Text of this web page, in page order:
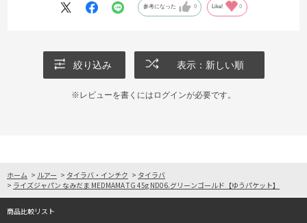
参考になった 0 Like! 0
絞り込み 表示：新しい順
※レビューを書くには ログインが必要です。
ホーム > ルアー > タイラバ・インチク > タイラバ
> ライズジャパン なみだま MEDMAMA TG 45g ND06.グリーンゴールド【ゆうパケット】
商品比較リスト